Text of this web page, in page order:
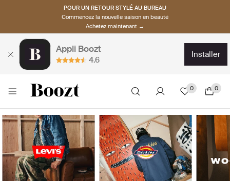
POUR UN RETOUR STYLÉ AU BUREAU
Commencez la nouvelle saison en beauté
Achetez maintenant →
Appli Boozt
4.6
installer
0 0